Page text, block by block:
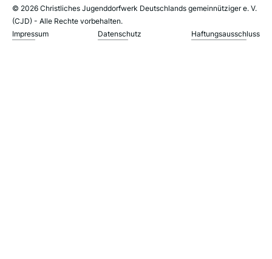
© 2026 Christliches Jugenddorfwerk Deutschlands gemeinnütziger e. V.
(CJD) - Alle Rechte vorbehalten.
Impressum
Datenschutz Haftungsausschluss